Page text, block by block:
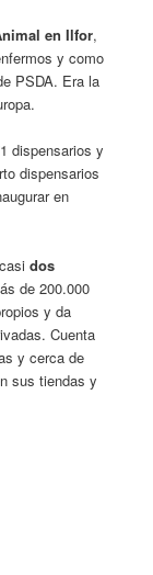
en Ilfor,
y como
PSDA. Era la
dispensarios y
dispensarios
en
dos
de 200.000
y da
Cuenta
y cerca de
sus tiendas y